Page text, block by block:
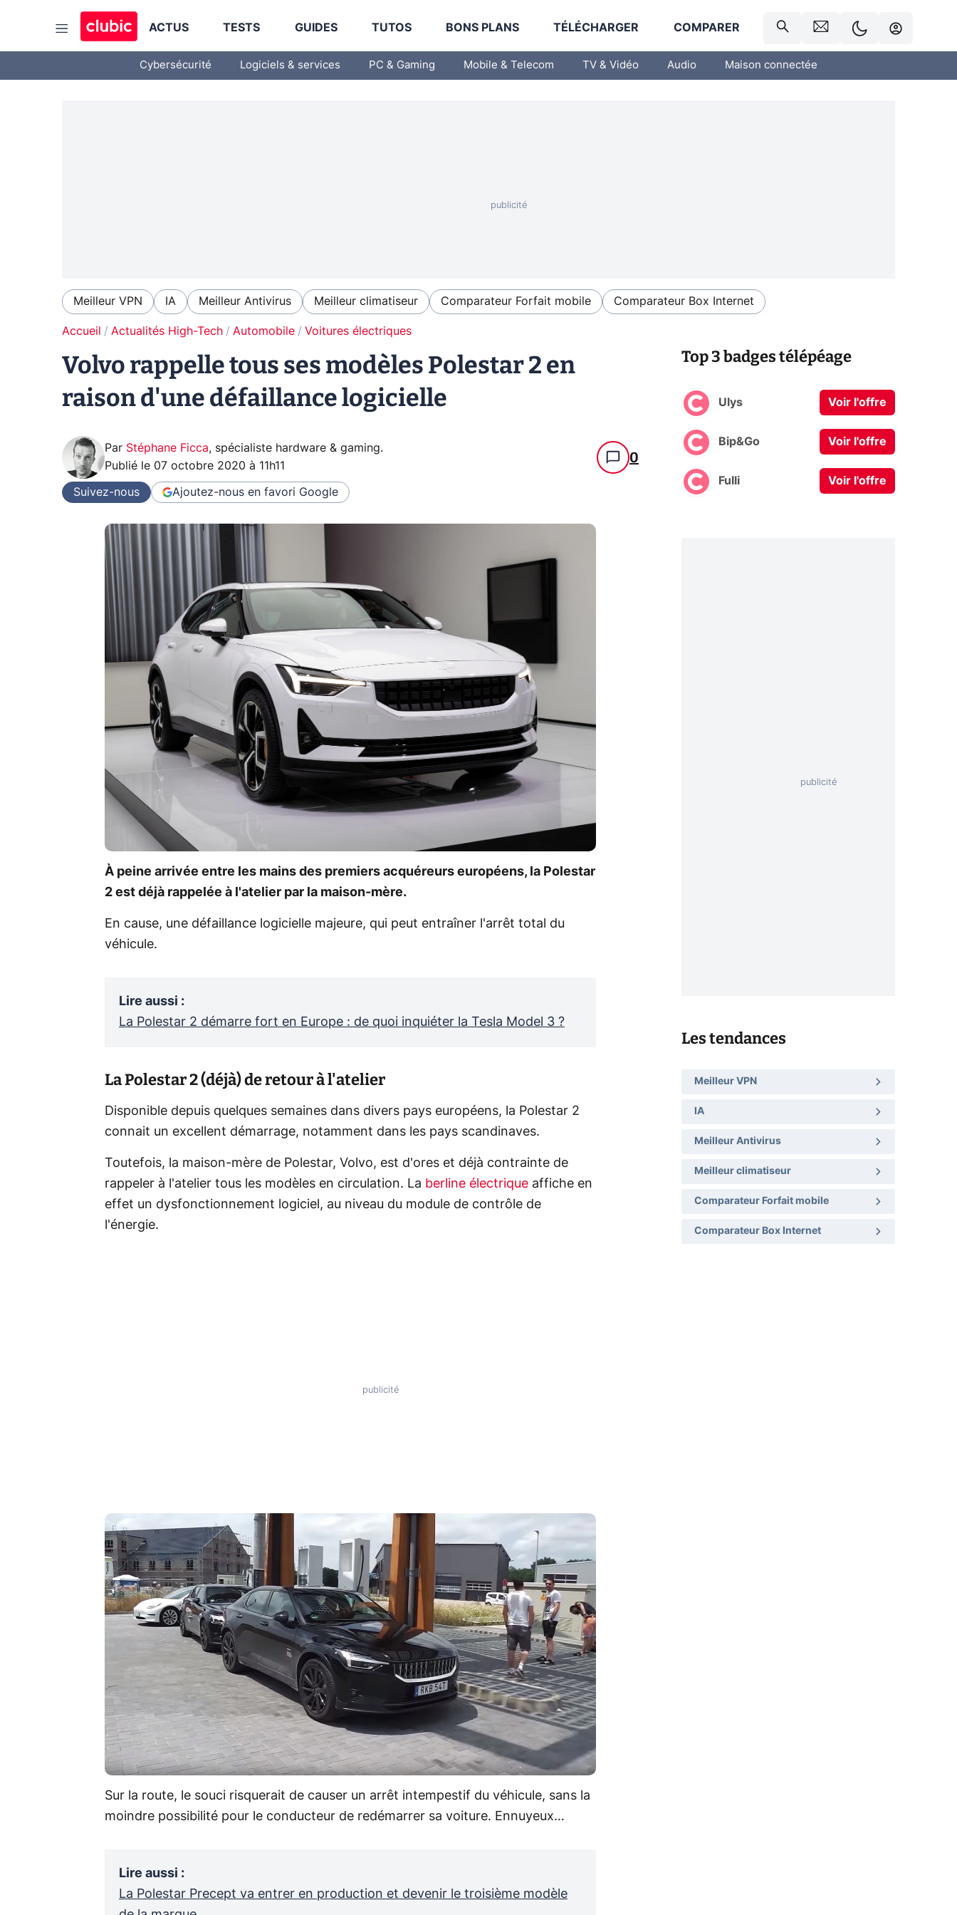
ACTUS TESTS GUIDES TUTOS BONS PLANS TÉLÉCHARGER COMPARER
Cybersécurité Logiciels & services PC & Gaming Mobile & Telecom TV & Vidéo Audio Maison connectée
Meilleur VPN IA Meilleur Antivirus Meilleur climatiseur Comparateur Forfait mobile Comparateur Box Internet
Accueil Actualités High-Tech Automobile Voitures électriques
Volvo rappelle tous ses modèles Polestar 2 en
raison d'une défaillance logicielle
Par Stéphane Ficca, spécialiste hardware & gaming.
Publié le 07 octobre 2020 à 11h11 0
Suivez-nous Ajoutez-nous en favori Google
À peine arrivée entre les mains des premiers acquéreurs européens, la Polestar
2 est déjà rappelée à l'atelier par la maison-mère.
En cause, une défaillance logicielle majeure, qui peut entraîner l'arrêt total du
véhicule.
Lire aussi :
La Polestar 2 démarre fort en Europe : de quoi inquiéter la Tesla Model 3 ?
La Polestar 2 (déjà) de retour à l'atelier
Disponible depuis quelques semaines dans divers pays européens, la Polestar 2
connait un excellent démarrage, notamment dans les pays scandinaves.
Toutefois, la maison-mère de Polestar, Volvo, est d'ores et déjà contrainte de
rappeler à l'atelier tous les modèles en circulation. La berline électrique affiche en
effet un dysfonctionnement logiciel, au niveau du module de contrôle de
l'énergie.
Sur la route, le souci risquerait de causer un arrêt intempestif du véhicule, sans la
moindre possibilité pour le conducteur de redémarrer sa voiture. Ennuyeux…
Lire aussi :
La Polestar Precept va entrer en production et devenir le troisième modèle
Top 3 badges télépéage
Ulys Voir l'offre
Bip&Go Voir l'offre
Fulli Voir l'offre
Les tendances
Meilleur VPN
IA
Meilleur Antivirus
Meilleur climatiseur
Comparateur Forfait mobile
Comparateur Box Internet